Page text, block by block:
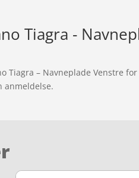
Tiagra -
– Navneplade Venstre for
anmeldelse.